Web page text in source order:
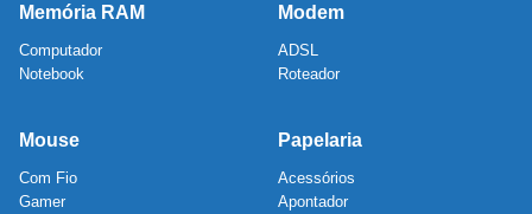
Memória RAM
Computador
Notebook
Modem
ADSL
Roteador
Mouse
Com Fio
Gamer
Papelaria
Acessórios
Apontador